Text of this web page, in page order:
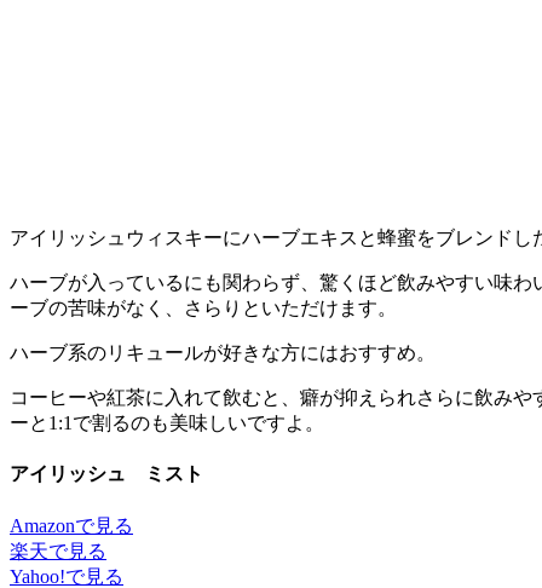
アイリッシュウィスキーにハーブエキスと蜂蜜をブレンドし
ハーブが入っているにも関わらず、驚くほど飲みやすい味
ーブの苦味がなく、さらりといただけます。
ハーブ系のリキュールが好きな方にはおすすめ。
コーヒーや紅茶に入れて飲むと、癖が抑えられさらに飲み
ーと1:1で割るのも美味しいですよ。
アイリッシュ ミスト
Amazonで見る
楽天で見る
Yahoo!で見る